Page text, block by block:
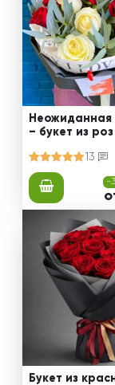
Неожиданная
– букет из
13
-
Букет из